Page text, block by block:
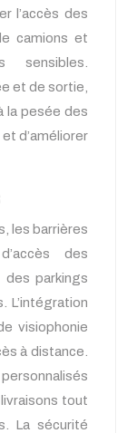
l’accès des
camions et
et de sortie,
la pesée des
d’améliorer
les barrières
des
parkings
L’intégration
visiophonie
à distance.
tout
La sécurité